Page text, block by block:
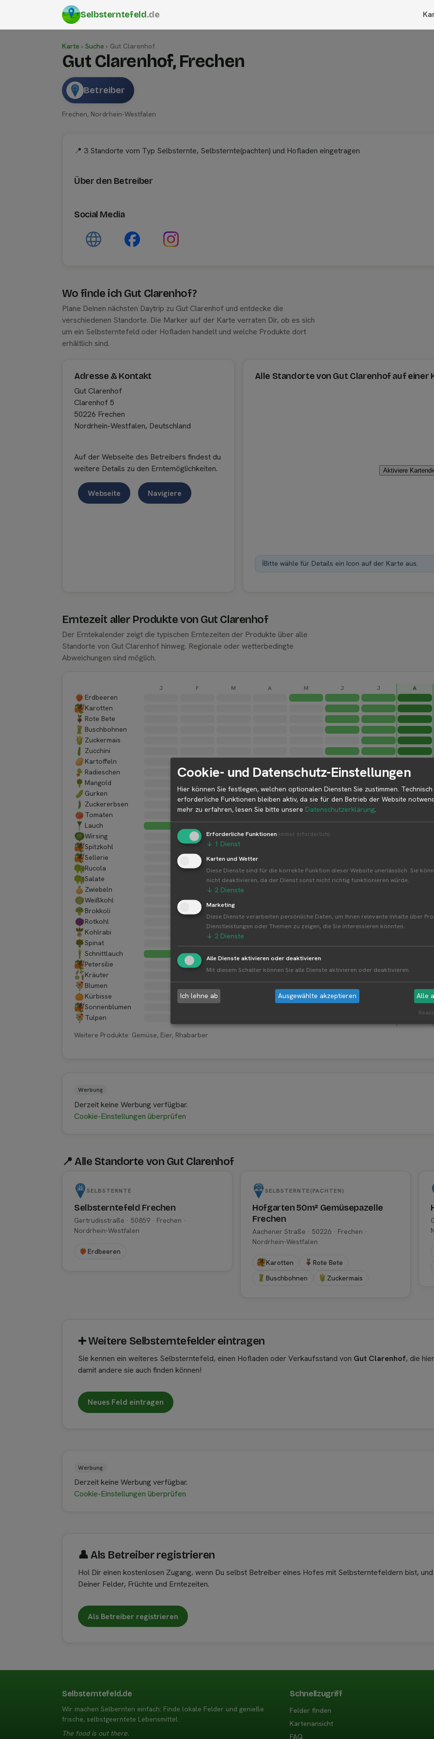
Selbsterntefeld.de
Karte › Suche › Gut Clarenhof
Gut Clarenhof, Frechen
Betreiber
Frechen, Nordrhein-Westfalen
📍 3 Standorte vom Typ Selbsternte, Selbsternte(pachten) und Hofladen eingetragen
Über den Betreiber
Social Media
Wo finde ich Gut Clarenhof?
Plane Deinen nächsten Daytrip zu Gut Clarenhof und entdecke die
verschiedenen Standorte. Die Marker auf der Karte verraten Dir, ob es sich
um ein Selbsterntefeld oder Hofladen handelt und welche Produkte dort
erhältlich sind.
Adresse & Kontakt
Gut Clarenhof
Clarenhof 5
50226 Frechen
Nordrhein-Westfalen, Deutschland
Auf der Webseite des Betreibers findest du
weitere Details zu den Erntemöglichkeiten.
Webseite Navigiere
Alle Standorte von Gut Clarenhof auf einer
Aktiviere
ℹ️Bitte wähle für Details ein Icon auf der Karte aus.
Erntezeit aller Produkte von Gut Clarenhof
Der Erntekalender zeigt die typischen Erntezeiten der Produkte über alle
Standorte von Gut Clarenhof hinweg. Regionale oder wetterbedingte
Abweichungen sind möglich.
J F M A M J J A
Erdbeeren
Karotten
Rote Bete
Buschbohnen
Zuckermais
Zucchini
Kartoffeln
Radieschen
Mangold
Gurken
Zuckererbsen
Tomaten
Lauch
Wirsing
Spitzkohl
Sellerie
Rucola
Salate
Zwiebeln
Weißkohl
Brokkoli
Rotkohl
Kohlrabi
Spinat
Schnittlauch
Petersilie
Kräuter
Blumen
Kürbisse
Sonnenblumen
Tulpen
Weitere Produkte: Gemüse, Eier, Rhabarber
Werbung
Derzeit keine Werbung verfügbar.
Cookie-Einstellungen überprüfen
📍 Alle Standorte von Gut Clarenhof
SELBSTERNTE
Selbsterntefeld Frechen
Gertrudisstraße · 50859 · Frechen ·
Nordrhein-Westfalen
Erdbeeren
SELBSTERNTE(PACHTEN)
Hofgarten 50m² Gemüsepazelle
Frechen
Aachener Straße · 50226 · Frechen ·
Nordrhein-Westfalen
Karotten
Rote Bete
Buschbohnen
Zuckermais
➕︎ Weitere Selbsterntefelder eintragen
Sie kennen ein weiteres Selbsterntefeld, einen Hofladen oder Verkaufsstand von Gut Clarenhof, die
damit andere sie auch finden können!
Neues Feld eintragen
Werbung
Derzeit keine Werbung verfügbar.
Cookie-Einstellungen überprüfen
👤︎ Als Betreiber registrieren
Hol Dir einen kostenlosen Zugang, wenn Du selbst Betreiber eines Hofes mit Selbsterntefeldern bist,
Deiner Felder, Früchte und Erntezeiten.
Als Betreiber registrieren
Selbsterntefeld.de
Wir machen Selbernten einfach: Finde lokale Felder und genieße
frische, selbstgeerntete Lebensmittel.
The food is out there.
Schnellzugriff
Felder finden
Kartenansicht
FAQ
Cookie- und Datenschutz-Einstellungen
Hier können Sie festlegen, welchen optionalen Diensten Sie zustimmen. Technisch
erforderliche Funktionen bleiben aktiv, da sie für den Betrieb der Website
mehr zu erfahren, lesen Sie bitte unsere Datenschutzerklärung.
Erforderliche Funktionen (immer erforderlich)
↓ 1 Dienst
Karten und Wetter
Diese Dienste sind für die korrekte Funktion dieser Website unerlässlich. Sie
nicht deaktivieren, da der Dienst sonst nicht richtig funktionieren würde.
↓ 2 Dienste
Marketing
Diese Dienste verarbeiten persönliche Daten, um Ihnen relevante Inhalte über
Dienstleistungen oder Themen zu zeigen, die Sie interessieren könnten.
↓ 2 Dienste
Alle Dienste aktivieren oder deaktivieren
Mit diesem Schalter können Sie alle Dienste aktivieren oder deaktivieren.
Ich lehne ab Ausgewählte akzeptieren Alle